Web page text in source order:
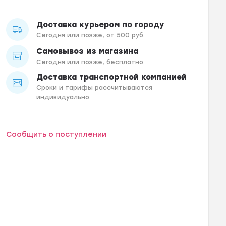
Доставка курьером по городу
Сегодня или позже, от 500 руб.
Самовывоз из магазина
Сегодня или позже, бесплатно
Доставка транспортной компанией
Сроки и тарифы рассчитываются
индивидуально.
Сообщить о поступлении